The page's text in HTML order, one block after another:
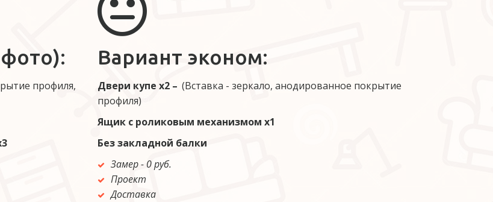
профиля,
Вариант эконом:
Двери купе х2 – (Вставка - зеркало, анодированное покрытие
профиля)
Ящик с роликовым механизмом х1
Без закладной балки
Замер - 0 руб.
Проект
Доставка